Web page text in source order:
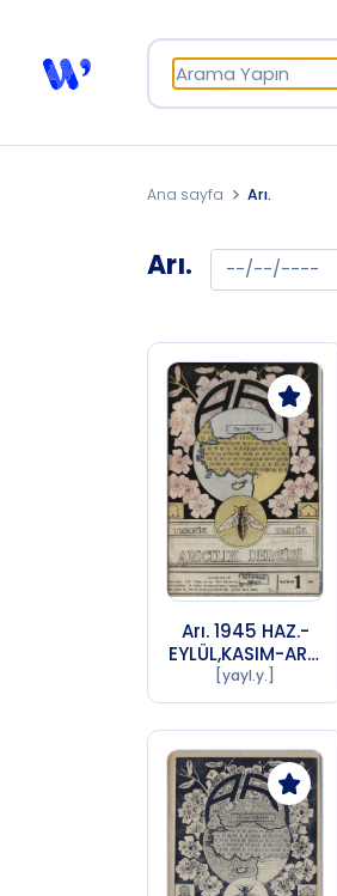
Ana sayfa Arı.
Arı.
Arı. 1945 HAZ.-
EYLÜL,KASIM-ARA.
C.11 S.1-4,6-7 Sayı
1 (1956 SA 72)
[yayl.y.]